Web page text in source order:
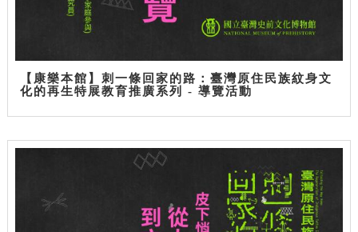
【康樂本館】刺一條回家的路：臺灣原住民族紋身文
化的再生特展教育推廣系列 - 導覽活動